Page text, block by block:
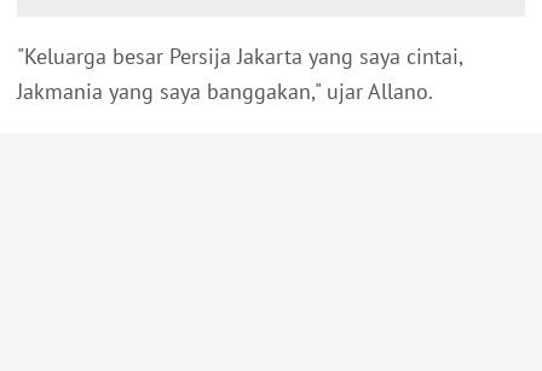
"Keluarga besar Persija Jakarta yang saya cintai,
Jakmania yang saya banggakan," ujar Allano.